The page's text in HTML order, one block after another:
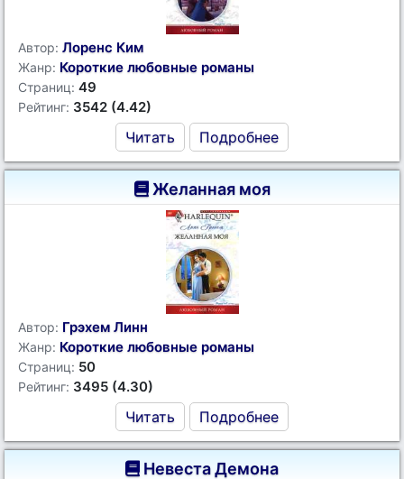
Автор: Лоренс Ким
Жанр: Короткие любовные романы
Страниц: 49
Рейтинг: 3542 (4.42)
Читать Подробнее
Желанная моя
Автор: Грэхем Линн
Жанр: Короткие любовные романы
Страниц: 50
Рейтинг: 3495 (4.30)
Читать Подробнее
Невеста Демона